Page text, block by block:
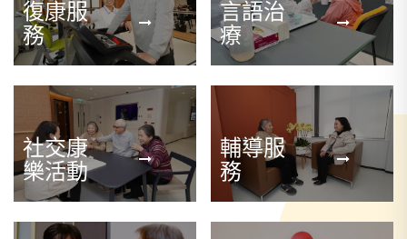
復康服
務
言語治
療
社交康
樂活動
輔導服
務